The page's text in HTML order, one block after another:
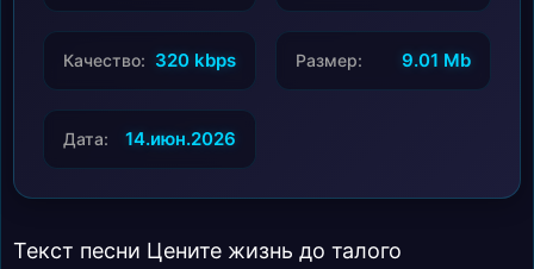
Качество: 320 kbps Размер: 9.01 Mb
Дата: 14.июн.2026
Текст песни Цените жизнь до талого